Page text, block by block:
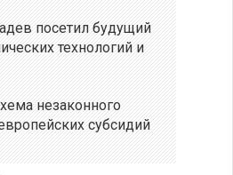
посетил будущий
технологий и
незаконного
субсидий